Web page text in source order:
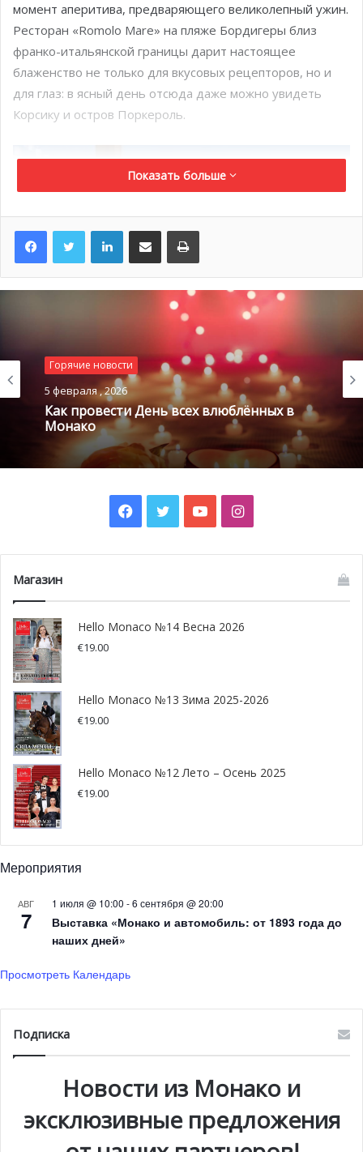
момент аперитива, предваряющего великолепный ужин.
Ресторан «Romolo Mare» на пляже Бордигеры близ
франко-итальянской границы дарит настоящее
блаженство не только для вкусовых рецепторов, но и
для глаз: в ясный день отсюда даже можно увидеть
Корсику и остров Поркероль.
Владелец ресторана Ромоло Джордано, предыдущее
заведение которого было удостоено звезды Мишлен,
решил превратить этот чудесный уголок в место, где
собираются истинные знатоки исключительной
гастрономии. Шеф Нади Ракипи, который отдает
прилагает все усилия к тому, чтобы мечты патрона
воплотились в жизнь.
Показать больше
LinkedInПоделиться по электронной почте Распечатать
Горячие новости
5 февраля , 2026
Как провести День всех влюблённых в
Монако
Facebook
TwitterYouTubeInstagram
Магазин
Hello Monaco №14 Весна 2026
€19.00
Hello Monaco №13 Зима 2025-2026
€19.00
Hello Monaco №12 Лето – Осень 2025
€19.00
Мероприятия
АВГ
7
1 июля @ 10:00 -6 сентября @ 20:00
Выставка «Монако и автомобиль: от 1893 года до
наших дней»
Просмотреть Календарь
Подписка
Новости из Монако и
эксклюзивные предложения